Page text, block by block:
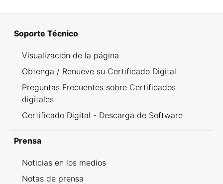
Soporte Técnico
Visualización de la página
Obtenga / Renueve su Certificado Digital
Preguntas Frecuentes sobre Certificados
digitales
Certificado Digital - Descarga de Software
Prensa
Noticias en los medios
Notas de prensa